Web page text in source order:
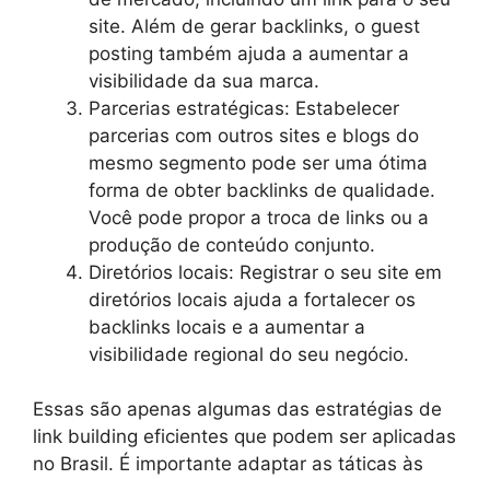
site. Além de gerar backlinks, o guest
posting também ajuda a aumentar a
visibilidade da sua marca.
Parcerias estratégicas: Estabelecer
parcerias com outros sites e blogs do
mesmo segmento pode ser uma ótima
forma de obter backlinks de qualidade.
Você pode propor a troca de links ou a
produção de conteúdo conjunto.
Diretórios locais: Registrar o seu site em
diretórios locais ajuda a fortalecer os
backlinks locais e a aumentar a
visibilidade regional do seu negócio.
Essas são apenas algumas das estratégias de
link building eficientes que podem ser aplicadas
no Brasil. É importante adaptar as táticas às